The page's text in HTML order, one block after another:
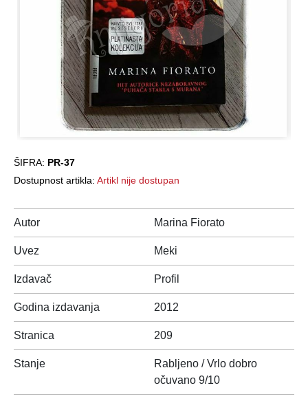
ŠIFRA: PR-37
Dostupnost artikla: Artikl nije dostupan
Autor Marina Fiorato
Uvez Meki
Izdavač Profil
Godina izdavanja 2012
Stranica 209
Stanje
Rabljeno / Vrlo dobro
očuvano 9/10